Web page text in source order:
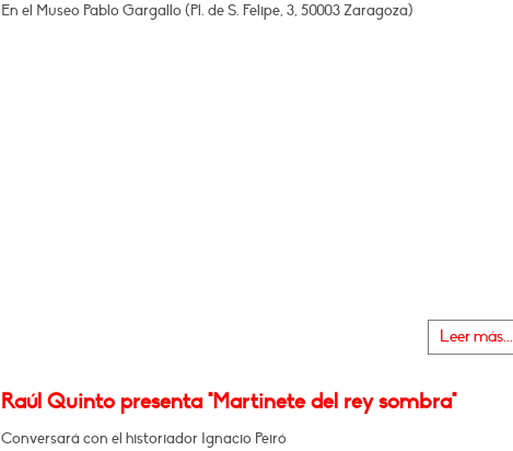
En el Museo Pablo Gargallo (Pl. de S. Felipe, 3, 50003 Zaragoza)
Leer más...
Raúl Quinto presenta "Martinete del rey sombra"
Conversará con el historiador Ignacio Peiró